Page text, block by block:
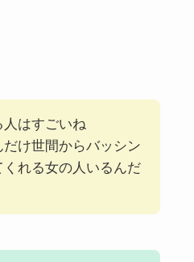
人はすごいね
け世間からバッシン
れる女の人いるんだ